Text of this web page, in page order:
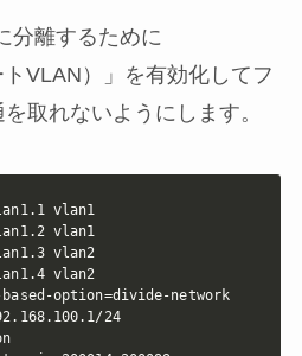
分離するために
トVLAN）」を有効化してフ
取れないようにします。
vlan1
vlan1
vlan2
vlan2
option=divide-network
24